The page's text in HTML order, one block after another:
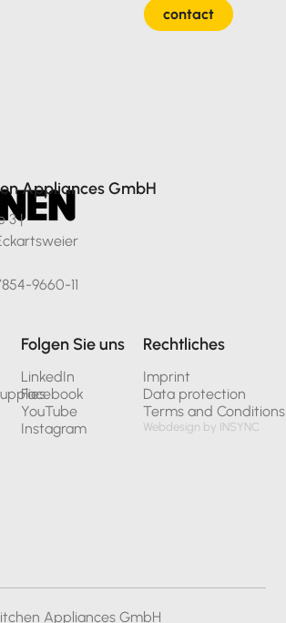
contact
Appliances GmbH
Appliances GmbH
3 |
9660-11
Folgen Sie uns
LinkedIn
Facebook
YouTube
Instagram
Rechtliches
Imprint
Data protection
Terms and Conditions
Webdesign by INSYNC